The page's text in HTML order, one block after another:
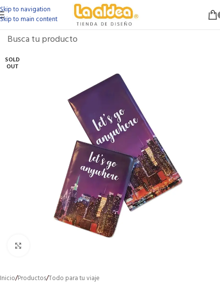
Skip to navigation
Skip to main content
SOLD
OUT
Inicio/Productos/Todo para tu viaje